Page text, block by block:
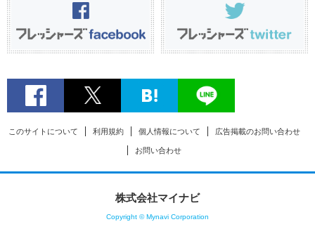
このサイトについて 利用規約 個人情報について 広告掲載のお問い合わせ
お問い合わせ
株式会社マイナビ
Copyright © Mynavi Corporation